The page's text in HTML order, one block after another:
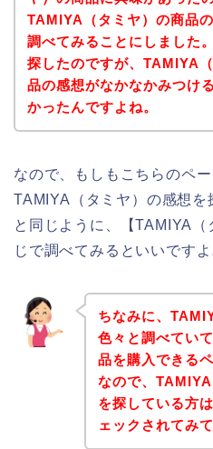
TAMIYA（タミヤ）の商品
調べてみることにしました
探したのですが、TAMIYA
品の感想がなかなかみつけ
かったんですよね。
なので、もしもこちらのペ
TAMIYA（タミヤ）の感想
と同じように、【TAMIYA
じで調べてみるといいですよ
ちなみに、
色々と調べてい
品を購入できる
なので、
を探している方
ェックされてみ